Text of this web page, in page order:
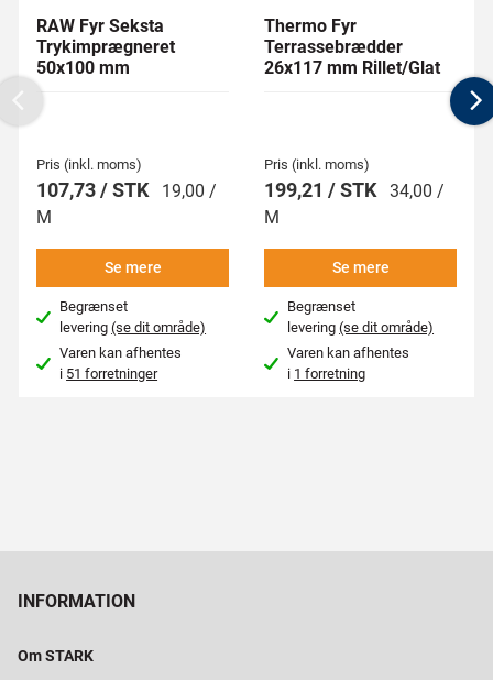
RAW Fyr Seksta
Trykimprægneret
50x100 mm
Pris (inkl. moms)
107,73 / STK
19,00 /
M
Se mere
Begrænset
levering(se dit område)
Varen kan afhentes
i 51 forretninger
Thermo Fyr
Terrassebrædder
26x117 mm Rillet/Glat
Pris (inkl. moms)
199,21 / STK 34,00 /
M
Se mere
Begrænset
levering(se dit område)
Varen kan afhentes
i 1 forretning
Previous
INFORMATION
Om STARK